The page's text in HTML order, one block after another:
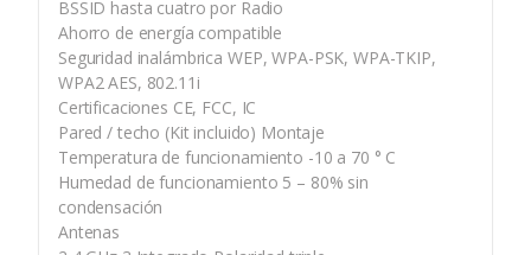
BSSID hasta cuatro por Radio
Ahorro de energía compatible
Seguridad inalámbrica WEP, WPA-PSK, WPA-TKIP,
WPA2 AES, 802.11i
Certificaciones CE, FCC, IC
Pared / techo (Kit incluido) Montaje
Temperatura de funcionamiento -10 a 70 ° C
Humedad de funcionamiento 5 – 80% sin
condensación
Antenas